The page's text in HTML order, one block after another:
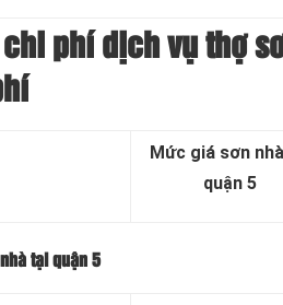
phí dịch vụ thợ
Mức giá sơn
quận 5
tại quận 5